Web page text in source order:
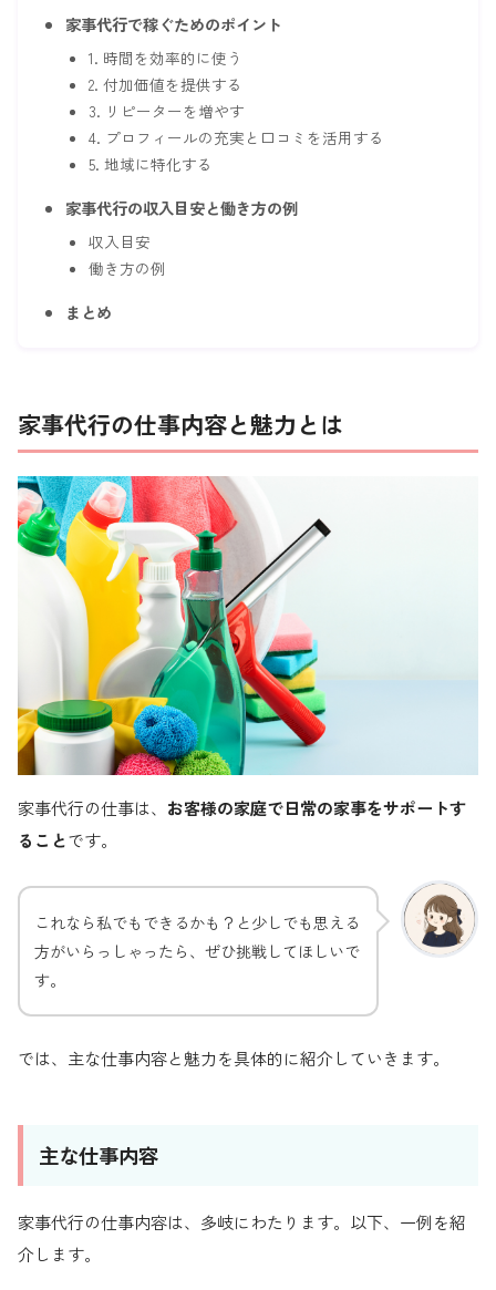
家事代行で稼ぐためのポイント
1. 時間を効率的に使う
2. 付加価値を提供する
3. リピーターを増やす
4. プロフィールの充実と口コミを活用する
5. 地域に特化する
家事代行の収入目安と働き方の例
収入目安
働き方の例
まとめ
家事代行の仕事内容と魅力とは
家事代行の仕事は、 お客様の家庭で日常の家事をサポートす
ることです。
これなら私でもできるかも？と少しでも思える
方がいらっしゃったら、ぜひ挑戦してほしいで
す。
では、主な仕事内容と魅力を具体的に紹介していきます。
主な仕事内容
家事代行の仕事内容は、多岐にわたります。以下、一例を紹
介します。